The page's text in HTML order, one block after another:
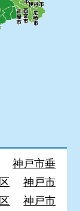
神戸市垂
神戸市
神戸市